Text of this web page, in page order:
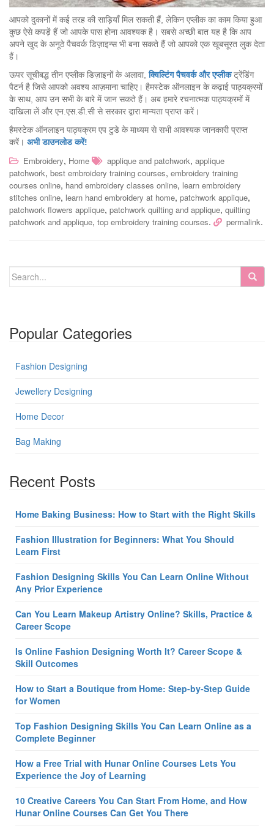
आपको दुकानों में कई तरह की साड़ियाँ मिल सकती हैं, लेकिन एप्लीक का काम किया हुआ
कुछ ऐसे कपड़ें हैं जो आपके पास होना आवश्यक है। सबसे अच्छी बात यह है कि आप
अपने खुद के अनूठे पैचवर्क डिज़ाइन्स भी बना सकते हैं जो आपको एक खूबसूरत लुक देता
हैं।
ऊपर सूचीबद्ध तीन एप्लीक डिज़ाइनों के अलावा,क्विल्टिंग पैचवर्क और एप्लीकट्रेंडिंग
पैटर्न है जिसे आपको अवश्य आज़माना चाहिए। हैमस्टेक ऑनलाइन के कढ़ाई पाठ्यक्रमों
के साथ, आप उन सभी के बारे में जान सकते हैं। अब हमारे रचनात्मक पाठ्यक्रमों में
दाखिला लें और एन.एस.डी.सी से सरकार द्वारा मान्यता प्राप्त करें।
हैमस्टेक ऑनलाइन पाठ्यक्रम एप टुडे के माध्यम से सभी आवश्यक जानकारी प्राप्त
करें। अभी डाउनलोड करें!
Embroidery, Home applique and patchwork, applique
patchwork, best embroidery training courses, embroidery training
courses online, hand embroidery classes online, learn embroidery
stitches online, learn hand embroidery at home, patchwork applique,
patchwork flowers applique, patchwork quilting and applique, quilting
patchwork and applique, top embroidery training courses. permalink.
Popular Categories
Fashion Designing
Jewellery Designing
Home Decor
Bag Making
Recent Posts
Home Baking Business: How to Start with the Right Skills
Fashion Illustration for Beginners: What You Should
Learn First
Fashion Designing Skills You Can Learn Online Without
Any Prior Experience
Can You Learn Makeup Artistry Online? Skills, Practice &
Career Scope
Is Online Fashion Designing Worth It? Career Scope &
Skill Outcomes
How to Start a Boutique from Home: Step-by-Step Guide
for Women
Top Fashion Designing Skills You Can Learn Online as a
Complete Beginner
How a Free Trial with Hunar Online Courses Lets You
Experience the Joy of Learning
10 Creative Careers You Can Start From Home, and How
Hunar Online Courses Can Get You There